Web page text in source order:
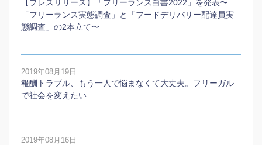
【プレスリリース】「フリーランス白書2022」を発表〜
「フリーランス実態調査」と「フードデリバリー配達員実
態調査」の2本⽴て〜
2019年08月19日
報酬トラブル、もう一人で悩まなくて大丈夫。フリーガル
で社会を変えたい
2019年08月16日